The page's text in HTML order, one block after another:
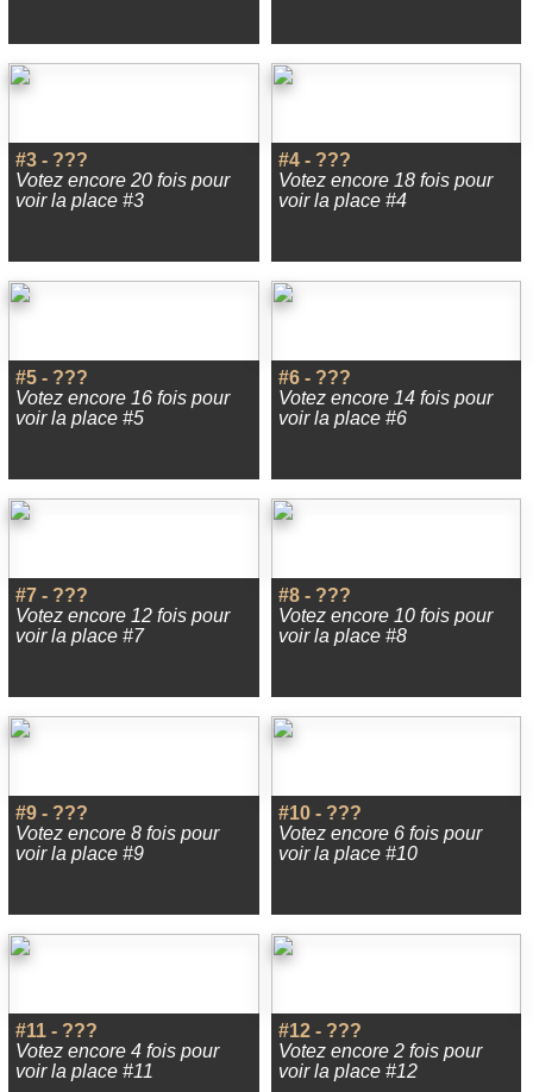
#3 - ???
Votez encore 20 fois pour
voir la place #3
#4 - ???
Votez encore 18 fois pour
voir la place #4
#5 - ???
Votez encore 16 fois pour
voir la place #5
#6 - ???
Votez encore 14 fois pour
voir la place #6
#7 - ???
Votez encore 12 fois pour
voir la place #7
#8 - ???
Votez encore 10 fois pour
voir la place #8
#9 - ???
Votez encore 8 fois pour
voir la place #9
#10 - ???
Votez encore 6 fois pour
voir la place #10
#11 - ???
Votez encore 4 fois pour
voir la place #11
#12 - ???
Votez encore 2 fois pour
voir la place #12